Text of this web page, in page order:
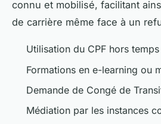
connu et mobilisé, facilitant
de carrière même face à un
Utilisation du CPF hors
Formations en e-learning ou
Demande de Congé de
Médiation par les instances